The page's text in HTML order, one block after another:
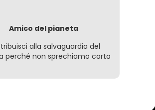
Amico del pianeta
alla salvaguardia del
perché non sprechiamo carta